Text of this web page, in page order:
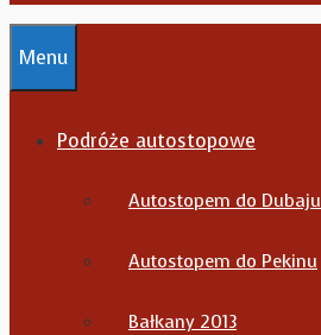
Menu
Podróże autostopowe
Autostopem do Dubaju
Autostopem do Pekinu
Bałkany 2013